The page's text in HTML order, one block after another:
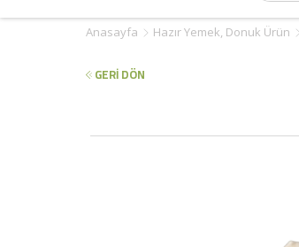
Anasayfa Hazır Yemek, Donuk Ürün
GERİ DÖN